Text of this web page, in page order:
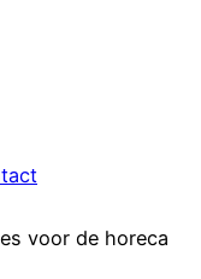
voor de horeca